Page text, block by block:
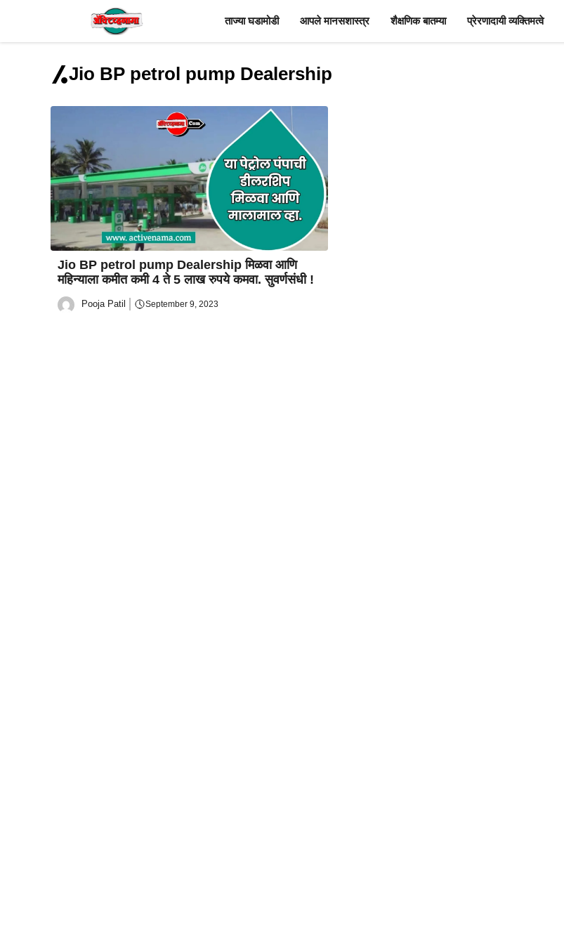
content
ताज्या घडामोडी आपले मानसशास्त्र शैक्षणिक बातम्या प्रेरणादायी व्यक्तिमत्वे
Jio BP petrol pump Dealership
Jio BP petrol pump Dealership मिळवा आणि
महिन्याला कमीत कमी 4 ते 5 लाख रुपये कमवा. सुवर्णसंधी !
Pooja Patil September 9, 2023